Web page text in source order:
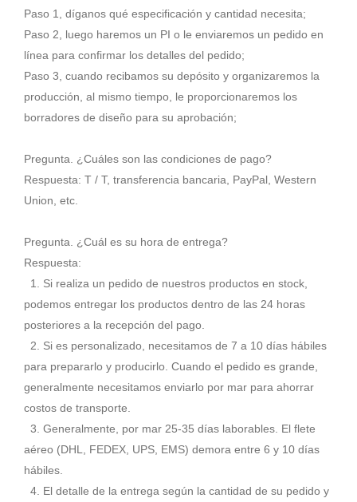
Paso 1, díganos qué especificación y cantidad necesita;
Paso 2, luego haremos un PI o le enviaremos un pedido en
línea para confirmar los detalles del pedido;
Paso 3, cuando recibamos su depósito y organizaremos la
producción, al mismo tiempo, le proporcionaremos los
borradores de diseño para su aprobación;
Pregunta. ¿Cuáles son las condiciones de pago?
Respuesta: T / T, transferencia bancaria, PayPal, Western
Union, etc.
Pregunta. ¿Cuál es su hora de entrega?
Respuesta:
1. Si realiza un pedido de nuestros productos en stock,
podemos entregar los productos dentro de las 24 horas
posteriores a la recepción del pago.
2. Si es personalizado, necesitamos de 7 a 10 días hábiles
para prepararlo y producirlo. Cuando el pedido es grande,
generalmente necesitamos enviarlo por mar para ahorrar
costos de transporte.
3. Generalmente, por mar 25-35 días laborables. El flete
aéreo (DHL, FEDEX, UPS, EMS) demora entre 6 y 10 días
hábiles.
4. El detalle de la entrega según la cantidad de su pedido y